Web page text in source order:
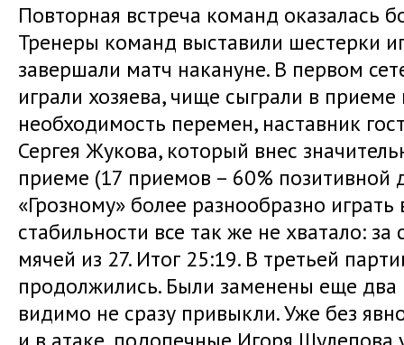
Повторная встреча команд оказалась
Тренеры команд выставили шестерки
завершали матч накануне. В первом
играли хозяева, чище сыграли в
необходимость перемен, наставник
Сергея Жукова, который внес
приеме (17 приемов – 60% позитивной
«Грозному» более разнообразно
стабильности все так же не хватало: за
мячей из 27. Итог 25:19. В третьей
продолжились. Были заменены еще
видимо не сразу привыкли. Уже без